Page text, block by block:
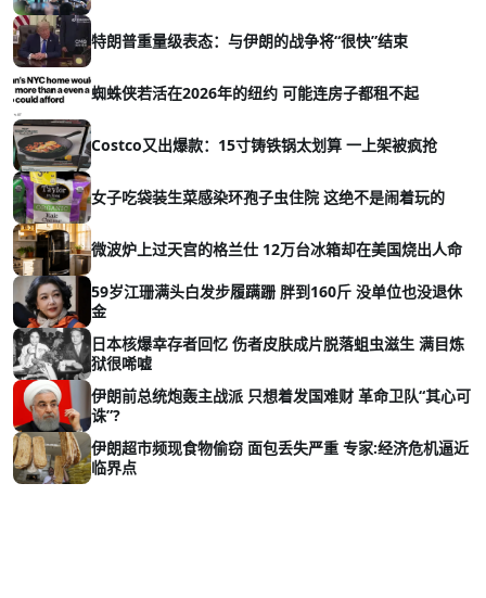
特朗普重量级表态：与伊朗的战争将“很快”结束
蜘蛛侠若活在2026年的纽约 可能连房子都租不起
Costco又出爆款：15寸铸铁锅太划算 一上架被疯抢
女子吃袋装生菜感染环孢子虫住院 这绝不是闹着玩的
微波炉上过天宫的格兰仕 12万台冰箱却在美国烧出人命
59岁江珊满头白发步履蹒跚 胖到160斤 没单位也没退休
金
日本核爆幸存者回忆 伤者皮肤成片脱落蛆虫滋生 满目炼
狱很唏嘘
伊朗前总统炮轰主战派 只想着发国难财 革命卫队“其心可
诛”?
伊朗超市频现食物偷窃 面包丢失严重 专家:经济危机逼近
临界点